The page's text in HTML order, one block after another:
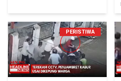
PERISTIWA